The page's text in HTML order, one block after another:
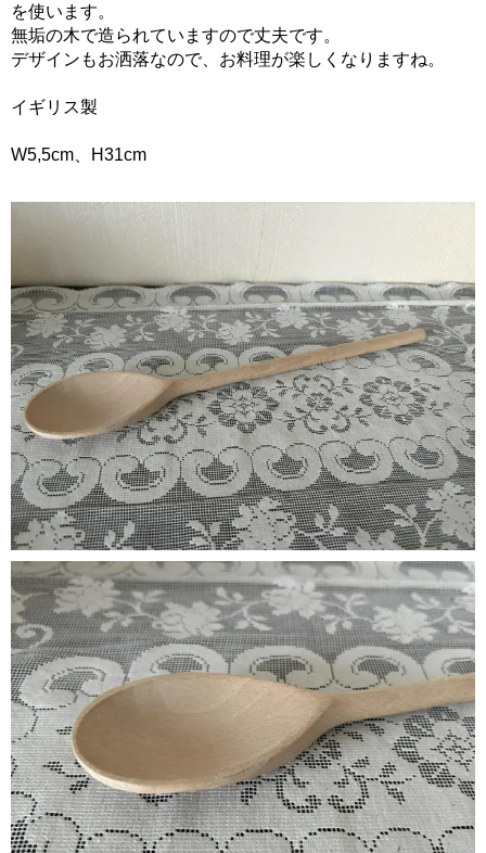
を使います。
無垢の木で造られていますので丈夫です。
デザインもお洒落なので、お料理が楽しくなりますね。
イギリス製
W5,5cm、H31cm